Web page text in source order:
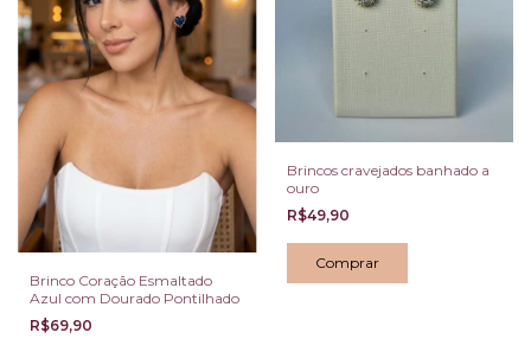
Brinco Coração Esmaltado
Azul com Dourado Pontilhado
R$69,90
Brincos cravejados banhado a
ouro
R$49,90
Comprar